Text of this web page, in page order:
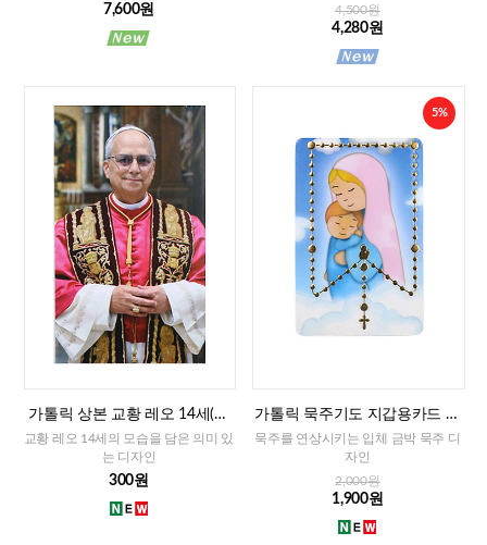
7,600원
4,500원
4,280원
가톨릭 상본 교황 레오 14세(이
태리)
교황 레오 14세의 모습을 담은 의미 있
는 디자인
300원
5%
가톨릭 묵주기도 지갑용카드 책
갈피겸용-성모자(이태리)
묵주를 연상시키는 입체 금박 묵주 디
자인
2,000원
1,900원